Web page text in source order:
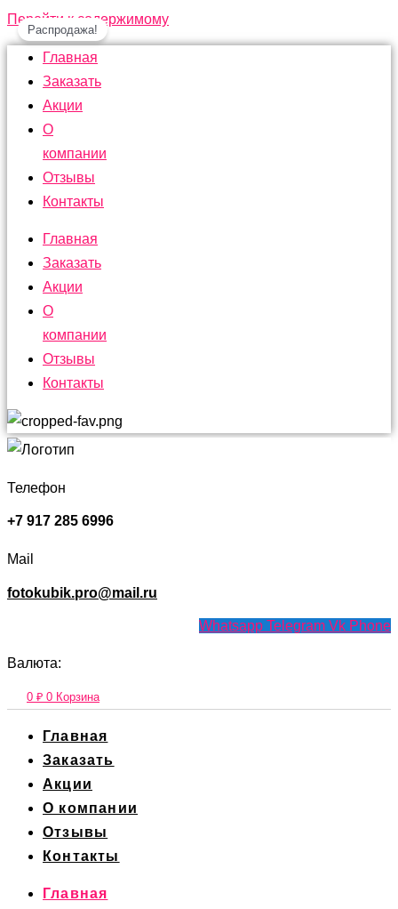
Перейти к содержимому
Главная
Заказать
Акции
О
компании
Отзывы
Контакты
Главная
Заказать
Акции
О
компании
Отзывы
Контакты
Телефон
+7 917 285 6996
Mail
fotokubik.pro@mail.ru
Whatsapp Telegram Vk Phone
Валюта:
0 ₽ 0 Корзина
Главная
Заказать
Акции
О компании
Отзывы
Контакты
Главная
Распродажа!